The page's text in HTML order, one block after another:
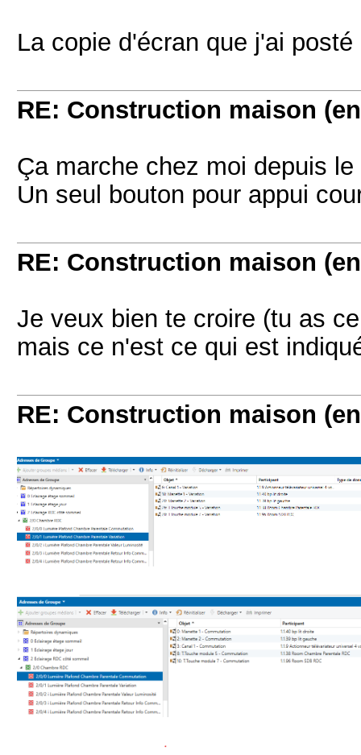
La copie d'écran que j'ai
RE: Construction maison
Ça marche chez moi depuis le
Un seul bouton pour appui
RE: Construction maison
Je veux bien te croire (tu as
mais ce n'est ce qui est
RE: Construction maison